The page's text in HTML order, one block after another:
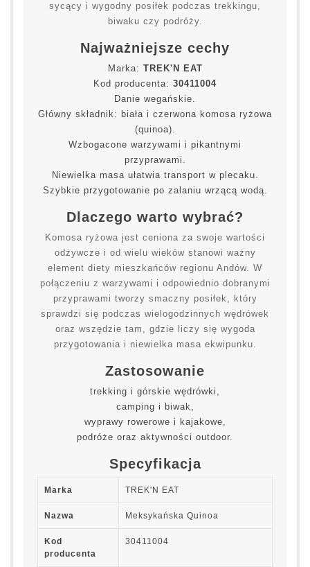
sycący i wygodny posiłek podczas trekkingu,
biwaku czy podróży.
Najważniejsze cechy
Marka: TREK'N EAT
Kod producenta: 30411004
Danie wegańskie.
Główny składnik: biała i czerwona komosa ryżowa
(quinoa).
Wzbogacone warzywami i pikantnymi
przyprawami.
Niewielka masa ułatwia transport w plecaku.
Szybkie przygotowanie po zalaniu wrzącą wodą.
Dlaczego warto wybrać?
Komosa ryżowa jest ceniona za swoje wartości
odżywcze i od wielu wieków stanowi ważny
element diety mieszkańców regionu Andów. W
połączeniu z warzywami i odpowiednio dobranymi
przyprawami tworzy smaczny posiłek, który
sprawdzi się podczas wielogodzinnych wędrówek
oraz wszędzie tam, gdzie liczy się wygoda
przygotowania i niewielka masa ekwipunku.
Zastosowanie
trekking i górskie wędrówki,
camping i biwak,
wyprawy rowerowe i kajakowe,
podróże oraz aktywności outdoor.
Specyfikacja
Marka TREK'N EAT
Nazwa Meksykańska Quinoa
Kod
producenta
30411004